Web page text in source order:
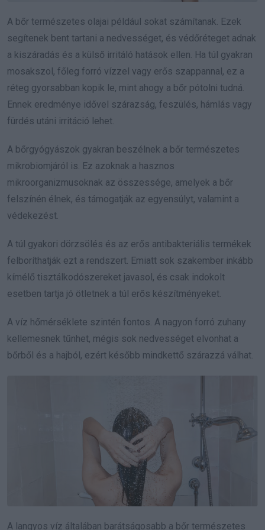
A bőr természetes olajai például sokat számítanak. Ezek
segítenek bent tartani a nedvességet, és védőréteget adnak
a kiszáradás és a külső irritáló hatások ellen. Ha túl gyakran
mosakszol, főleg forró vízzel vagy erős szappannal, ez a
réteg gyorsabban kopik le, mint ahogy a bőr pótolni tudná.
Ennek eredménye idővel szárazság, feszülés, hámlás vagy
fürdés utáni irritáció lehet.
A bőrgyógyászok gyakran beszélnek a bőr természetes
mikrobiomjáról is. Ez azoknak a hasznos
mikroorganizmusoknak az összessége, amelyek a bőr
felszínén élnek, és támogatják az egyensúlyt, valamint a
védekezést.
A túl gyakori dörzsölés és az erős antibakteriális termékek
felboríthatják ezt a rendszert. Emiatt sok szakember inkább
kímélő tisztálkodószereket javasol, és csak indokolt
esetben tartja jó ötletnek a túl erős készítményeket.
A víz hőmérséklete szintén fontos. A nagyon forró zuhany
kellemesnek tűnhet, mégis sok nedvességet elvonhat a
bőrből és a hajból, ezért később mindkettő szárazzá válhat.
A langyos víz általában barátságosabb a bőr természetes